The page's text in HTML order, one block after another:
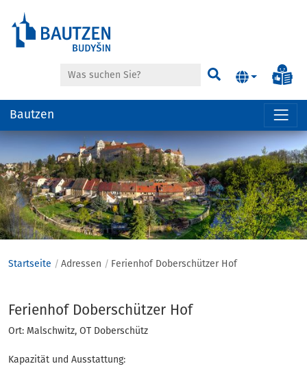
der
anspringen
Suche Suchen
Bautzen
Startseite Adressen Ferienhof Doberschützer Hof
Adressen
Ferienhof Doberschützer Hof
Ort: Malschwitz, OT Doberschütz
Kapazität und Ausstattung: